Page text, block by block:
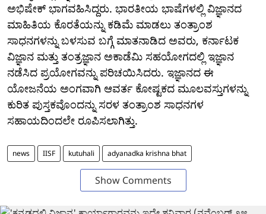
ಅಭಿಷೇಕ್ ಭಾಗವಹಿಸಿದ್ದರು. ಭಾರತೀಯ ಭಾಷೆಗಳಲ್ಲಿ ವಿಜ್ಞಾನದ
ಮಾಹಿತಿಯ ಕೊರತೆಯನ್ನು ಕಡಿಮೆ ಮಾಡಲು ತಂತ್ರಾಂಶ
ಸಾಧನಗಳನ್ನು ಬಳಸುವ ಬಗ್ಗೆ ಮಾತನಾಡಿದ ಅವರು, ಕರ್ನಾಟಕ
ವಿಜ್ಞಾನ ಮತ್ತು ತಂತ್ರಜ್ಞಾನ ಅಕಾಡೆಮಿ ಸಹಯೋಗದಲ್ಲಿ ಇಜ್ಞಾನ
ನಡೆಸಿದ ಪ್ರಯೋಗವನ್ನು ಪರಿಚಯಿಸಿದರು. ಇಜ್ಞಾನದ ಈ
ಯೋಜನೆಯ ಅಂಗವಾಗಿ ಆವರ್ತ ಕೋಷ್ಟಕದ ಮೂಲವಸ್ತುಗಳನ್ನು
ಕುರಿತ ಪುಸ್ತಕವೊಂದನ್ನು ಸರಳ ತಂತ್ರಾಂಶ ಸಾಧನಗಳ
ಸಹಾಯದಿಂದಲೇ ರೂಪಿಸಲಾಗಿತ್ತು.
news IISF kutuhali adyanadka krishna bhat
Show Comments